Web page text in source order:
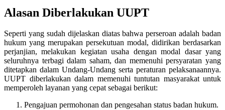
Alasan Diberlakukan UUPT
Seperti yang sudah dijelaskan diatas bahwa perseroan adalah badan
hukum yang merupakan persekutuan modal, didirikan berdasarkan
perjanjian, melakukan kegiatan usaha dengan modal dasar yang
seluruhnya terbagi dalam saham, dan memenuhi persyaratan yang
ditetapkan dalam Undang-Undang serta peraturan pelaksanaannya.
UUPT diberlakukan dalam memenuhi tuntutan masyarakat untuk
memperoleh layanan yang cepat sebagai berikut:
Pengajuan permohonan dan pengesahan status badan hukum.